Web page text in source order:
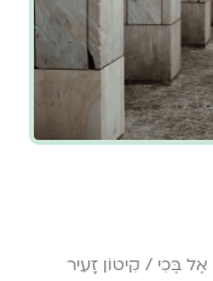
בֶּכִי / קִיטוֹן זָעִיר